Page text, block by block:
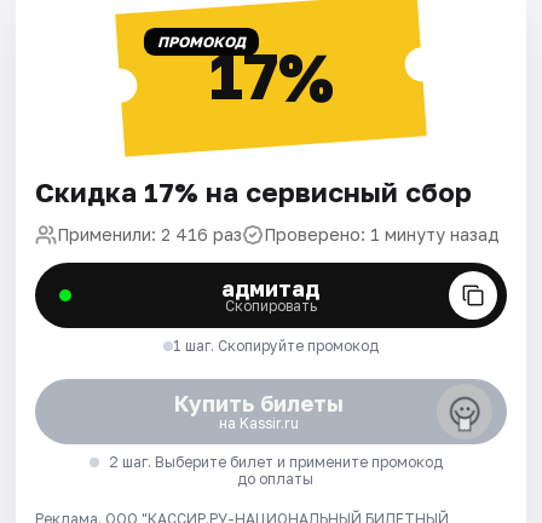
ПРОМОКОД17%
Скидка 17% на сервисный сбор
Применили: 2 416 раз Проверено: 1 минуту назад
адмитад
Скопировать
1 шаг. Скопируйте промокод
Купить билеты
на Kassir.ru
2 шаг. Выберите билет и примените промокод
до оплаты
Реклама. ООО "КАССИР.РУ-НАЦИОНАЛЬНЫЙ БИЛЕТНЫЙ